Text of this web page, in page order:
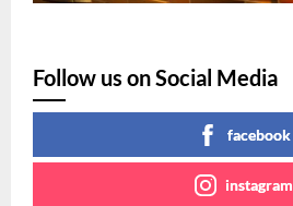
Follow us on Social Media
facebook
instagram